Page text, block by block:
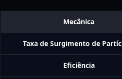
Mecânica
Taxa de Surgimento de
Eficiência